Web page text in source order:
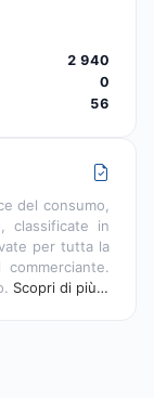
2 940
0
56
del consumo,
classificate in
per tutta la
Scopri di più…